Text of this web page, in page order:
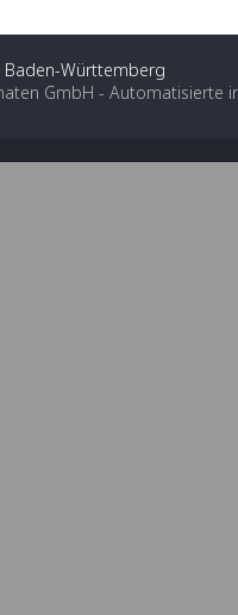
Württemberg
GmbH - Automatisierte